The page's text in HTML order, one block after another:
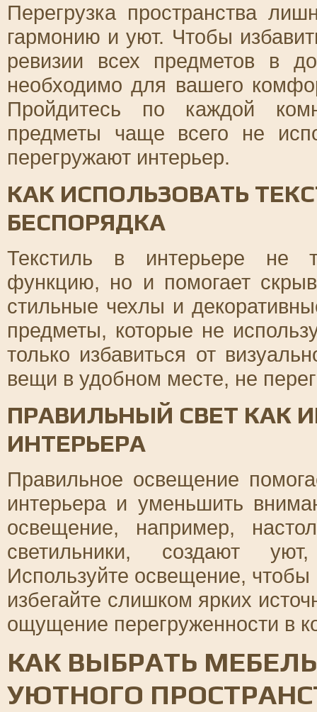
Перегрузка пространства
гармонию и уют. Чтобы
ревизии всех предметов в
необходимо для вашего
Пройдитесь по каждой
предметы чаще всего не
перегружают интерьер.
КАК ИСПОЛЬЗОВАТЬ
БЕСПОРЯДКА
Текстиль в интерьере не
функцию, но и помогает
стильные чехлы и
предметы, которые не
только избавиться от
вещи в удобном месте, не
ПРАВИЛЬНЫЙ СВЕТ КАК
ИНТЕРЬЕРА
Правильное освещение
интерьера и уменьшить
освещение, например,
светильники, создают
Используйте освещение,
избегайте слишком ярких
ощущение перегруженности в
КАК ВЫБРАТЬ
УЮТНОГО